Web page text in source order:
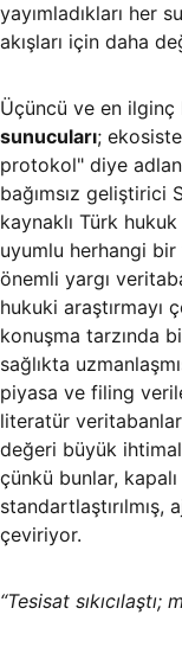
yayımladıkları her
akışları için daha
Üçüncü ve en ilginç
sunucuları;
protokol" diye
bağımsız geliştirici
kaynaklı Türk
uyumlu herhangi bir
önemli yargı
hukuki araştırmayı
konuşma tarzında
sağlıkta
piyasa ve filing
literatür
değeri büyük
çünkü bunlar,
çeviriyor.
“Tesisat